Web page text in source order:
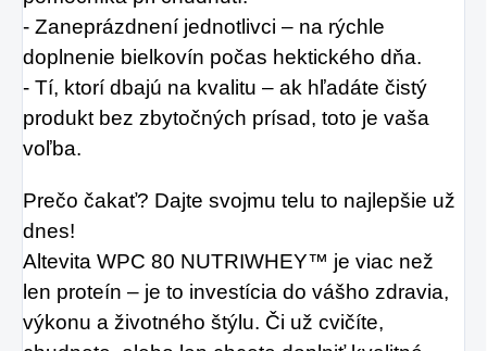
- Zaneprázdnení jednotlivci – na rýchle
doplnenie bielkovín počas hektického dňa.
- Tí, ktorí dbajú na kvalitu – ak hľadáte čistý
produkt bez zbytočných prísad, toto je vaša
voľba.
Prečo čakať? Dajte svojmu telu to najlepšie už
dnes!
Altevita WPC 80 NUTRIWHEY™ je viac než
len proteín – je to investícia do vášho zdravia,
výkonu a životného štýlu. Či už cvičíte,